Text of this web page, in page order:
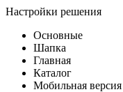
Настройки решения
Основные
Шапка
Главная
Каталог
Мобильная версия